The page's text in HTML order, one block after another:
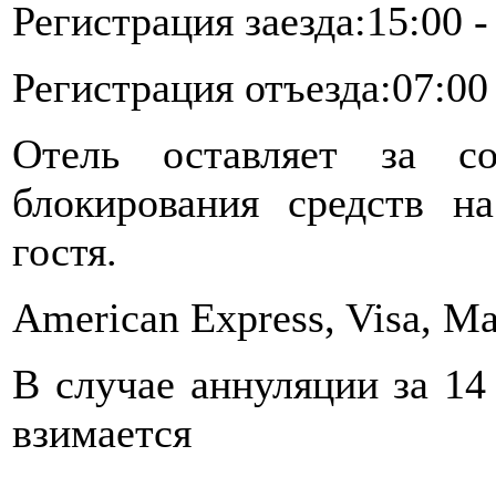
Регистрация заезда:15:00
Регистрация
Отель оставляет за
блокирования средств
гостя.
American Express, Visa,
В случае аннуляции за
взимается